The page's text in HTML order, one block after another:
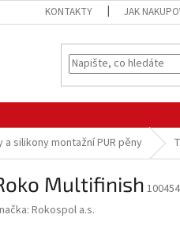
KONTAKTY JAK
a silikony montažní PUR pěny
Multifinish
Rokospol a.s.